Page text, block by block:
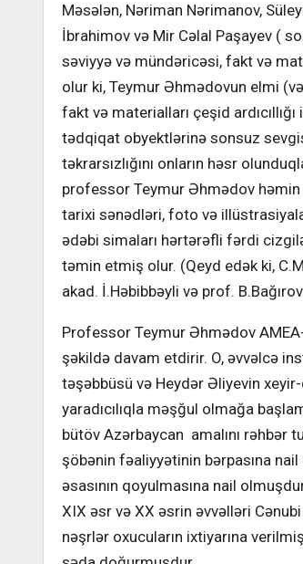
Məsələn, Nəriman Nərimanov,
İbrahimov və Mir Cəlal Paşayev (
səviyyə və mündəricəsi, fakt və
olur ki, Teymur Əhmədovun elmi
fakt və materialları çeşid
tədqiqat obyektlərinə sonsuz
təkrarsızlığını onların həsr
professor Teymur Əhmədov
tarixi sənədləri, foto və
ədəbi simaları hərtərəfli fərdi
təmin etmiş olur. (Qeyd edək ki,
akad. İ.Həbibbəyli və prof.
Professor Teymur Əhmədov
şəkildə davam etdirir. O, əvvəlcə
təşəbbüsü və Heydər Əliyevin
yaradıcılıqla məşğul olmağa
bütöv Azərbaycan amalını rəhbər
şöbənin fəaliyyətinin bərpasına
əsasının qoyulmasına nail
XIX əsr və XX əsrin əvvəlləri
nəşrlər oxucuların ixtiyarına